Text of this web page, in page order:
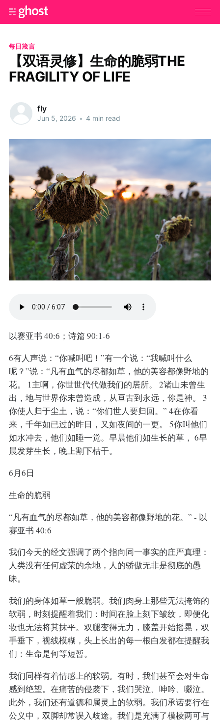
每日箴言
【双语灵修】生命的脆弱THE
FRAGILITY OF LIFE
fly
Jun 5, 2026 • 4 min read
以赛亚书 40:6；诗篇 90:1-6
6有人声说：“你喊叫吧！”有一个说：“我喊叫什么
呢？”说：“凡有血气的尽都如草，他的美容都像野地的
花。 1主啊，你世世代代做我们的居所。 2诸山未曾生
出，地与世界你未曾造成，从亘古到永远，你是神。 3
你使人归于尘土，说：“你们世人要归回。” 4在你看
来，千年如已过的昨日，又如夜间的一更。 5你叫他们
如水冲去，他们如睡一觉。早晨他们如生长的草， 6早
晨发芽生长，晚上割下枯干。
6月6日
生命的脆弱
“凡有血气的尽都如草，他的美容都像野地的花。” - 以
赛亚书 40:6
我们今天的经文强调了两个指向同一事实的庄严真理：
人类没有任何虚荣的余地，人的骄傲无非是彻底的愚
昧。
我们的身体如草一般脆弱。我们肉身上那些无法掩饰的
软弱，时刻提醒着我们：时间在脸上刻下皱纹，即便化
妆也无法将其抹平。双腿变得无力，膝盖开始摇晃，双
手垂下，视线模糊，头上长出的每一根白发都在提醒我
们：生命是何等短暂。
我们同样有着情感上的软弱。有时，我们甚至会对生命
感到绝望。在痛苦的侵袭下，我们哭泣、呻吟、啜泣。
此外，我们还有道德和属灵上的软弱。我们承诺要行在
公义中，双脚却常误入歧途。我们是充满了模棱两可与